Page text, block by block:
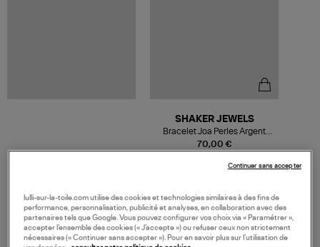
70,00 €
SHAKER JEWELS
Bracelet Joa Perles Argent
Doré
VOS DERNIERS PRODUITS VUS
lulli-sur-la-toile.com utilise des cookies et technologies similaires à des fins de
performance, personnalisation, publicité et analyses, en collaboration avec des
partenaires tels que Google. Vous pouvez configurer vos choix via « Paramétrer »,
accepter l’ensemble des cookies (« J’accepte ») ou refuser ceux non strictement
nécessaires (« Continuer sans accepter »). Pour en savoir plus sur l’utilisation de
Continuer sans accepter